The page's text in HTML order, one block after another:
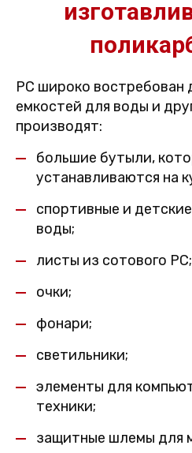
PC широко востребован
емкостей для воды и
производят:
большие бутыли,
устанавливаются на
спортивные и
воды;
листы из сотового PC;
очки;
фонари;
светильники;
элементы для
техники;
защитные шлемы для